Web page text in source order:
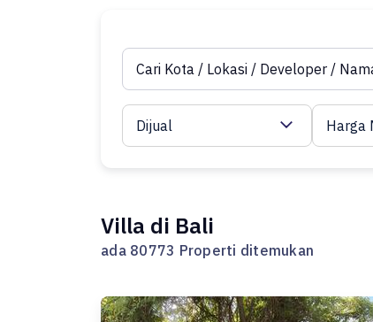
Dijual Harga
Villa di Bali
ada 80773 Properti ditemukan